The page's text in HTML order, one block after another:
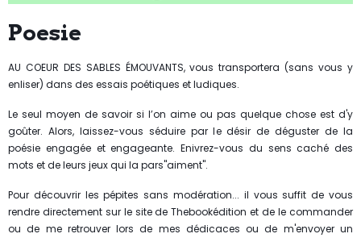
Poesie
AU COEUR DES SABLES ÉMOUVANTS, vous transportera (sans vous y
enliser) dans des essais poétiques et ludiques.
Le seul moyen de savoir si l’on aime ou pas quelque chose est d'y
goûter. Alors, laissez-vous séduire par le désir de déguster de la
poésie engagée et engageante. Enivrez-vous du sens caché des
mots et de leurs jeux qui la pars"aiment".
Pour découvrir les pépites sans modération... il vous suffit de vous
rendre directement sur le site de Thebookédition et de le commander
ou de me retrouver lors de mes dédicaces ou de m'envoyer un